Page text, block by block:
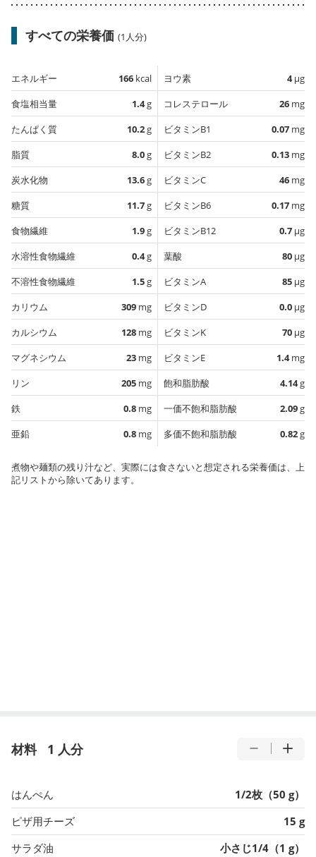
すべての栄養価 (1人分)
エネルギー 166 kcal
食塩相当量
1.4g
たんぱく質
10.2g
脂質
8.0g
炭水化物
13.6g
糖質
11.7g
食物繊維
1.9g
水溶性食物繊維
0.4g
不溶性食物繊維
1.5g
カリウム
309 mg
カルシウム
128 mg
マグネシウム
23 mg
リン
205 mg
鉄
0.8 mg
亜鉛
0.8 mg
ヨウ素 4µg
コレステロール
26 mg
ビタミンB1
0.07 mg
ビタミンB2
0.13 mg
ビタミンC
46 mg
ビタミンB6
0.17 mg
ビタミンB12
0.7 µg
葉酸
80 µg
ビタミンA
85 µg
ビタミンD
0.0 µg
ビタミンK
70 µg
ビタミンE
1.4mg
飽和脂肪酸
4.14g
一価不飽和脂肪酸
2.09g
多価不飽和脂肪酸
0.82g
煮物や麺類の残り汁など、実際には食さないと想定される栄養価は、上
記リストから除いてあります。
材料 1 人分
はんぺん
1/2枚（50 g）
ピザ用チーズ
15 g
サラダ油
小さじ1/4（1 g）